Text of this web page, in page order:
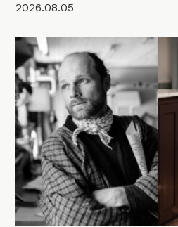
2026.08.05